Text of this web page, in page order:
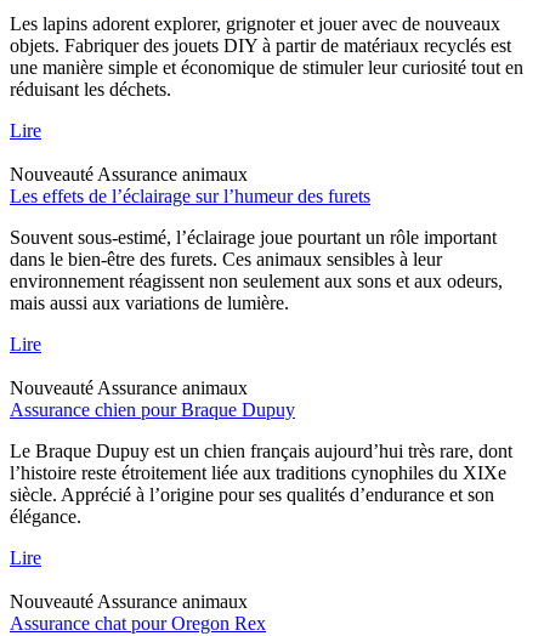
Les lapins adorent explorer, grignoter et jouer avec de nouveaux
objets. Fabriquer des jouets DIY à partir de matériaux recyclés est
une manière simple et économique de stimuler leur curiosité tout en
réduisant les déchets.
Lire
NouveautéAssurance animaux
Les effets de l’éclairage sur l’humeur des furets
Souvent sous-estimé, l’éclairage joue pourtant un rôle important
dans le bien-être des furets. Ces animaux sensibles à leur
environnement réagissent non seulement aux sons et aux odeurs,
mais aussi aux variations de lumière.
Lire
NouveautéAssurance animaux
Assurance chien pour Braque Dupuy
Le Braque Dupuy est un chien français aujourd’hui très rare, dont
l’histoire reste étroitement liée aux traditions cynophiles du XIXe
siècle. Apprécié à l’origine pour ses qualités d’endurance et son
élégance.
Lire
NouveautéAssurance animaux
Assurance chat pour Oregon Rex